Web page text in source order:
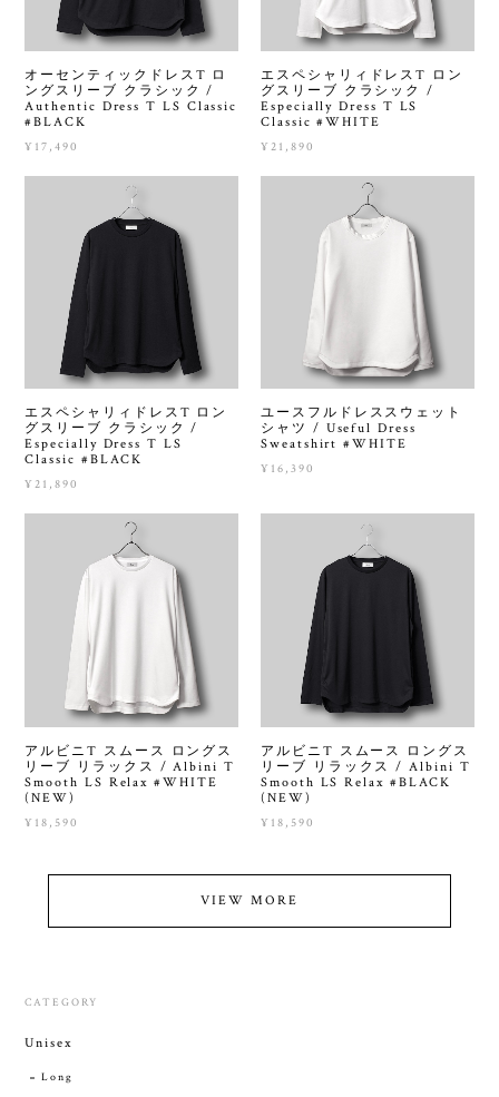
オーセンティックドレスT ロ
ングスリーブ クラシック /
Authentic Dress T LS Classic
#BLACK
¥17,490
エスペシャリィドレスT ロン
グスリーブ クラシック /
Especially Dress T LS
Classic #WHITE
¥21,890
エスペシャリィドレスT ロン
グスリーブ クラシック /
Especially Dress T LS
Classic #BLACK
¥21,890
ユースフルドレススウェット
シャツ / Useful Dress
Sweatshirt #WHITE
¥16,390
アルビニT スムース ロングス
リーブ リラックス / Albini T
Smooth LS Relax #WHITE
(NEW)
¥18,590
アルビニT スムース ロングス
リーブ リラックス / Albini T
Smooth LS Relax #BLACK
(NEW)
¥18,590
VIEW MORE
CATEGORY
Unisex
Long